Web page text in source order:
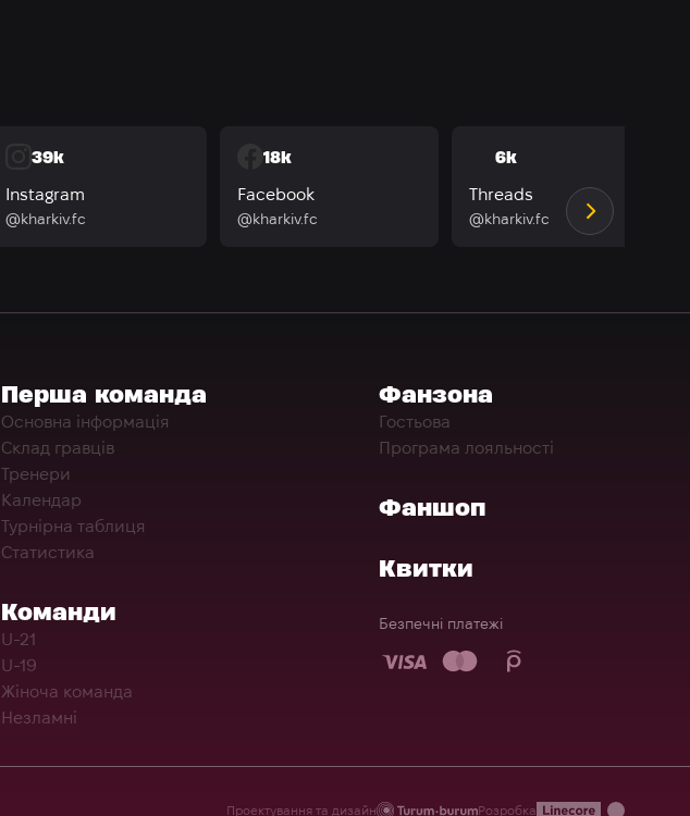
39k
Instagram
@kharkiv.fc
18k
Facebook
@kharkiv.fc
6k
Threads
@kharkiv.fc
Перша команда
Основна інформація
Склад гравців
Тренери
Календар
Турнірна таблиця
Статистика
Команди
U-21
U-19
Жіноча команда
Незламні
Фанзона
Гостьова
Програма лояльності
Фаншоп
Квитки
Безпечні платежі
Проектування та дизайн Розробка